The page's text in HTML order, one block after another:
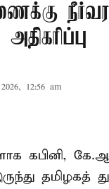
12:56 am
கபினி,
தமிழகத்